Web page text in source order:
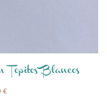
Blancos
€